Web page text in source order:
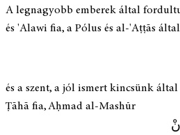
A legnagyobb emberek által
és 'Alawi fia, a Pólus és al-'Aṭṭās által
és a szent, a jól ismert kincsünk által
Ṭāhā fia, Aḥmad al-Mashūr